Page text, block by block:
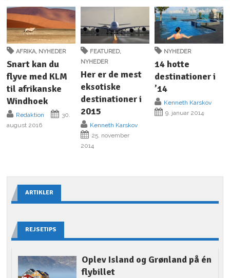
AFRIKA, NYHEDER
Snart kan du
flyve med KLM
til afrikanske
Windhoek
Redaktion
30.
august 2016
FEATURED,
NYHEDER
Her er de mest
eksotiske
destinationer i
2015
Kenneth Karskov
25. november
2014
NYHEDER
14 hotte
destinationer i
’14
Kenneth Karskov
9. januar 2014
ARTIKLER
REJSETIPS
Oplev Island og Grønland på én
flybillet